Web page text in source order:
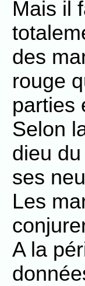
Mais il
des
rouge
parties
Selon
dieu
ses
Les
A la